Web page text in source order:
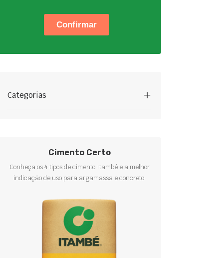
Categorias
Cimento Certo
Conheça os 4 tipos de cimento Itambé e a melhor
indicação de uso para argamassa e concreto.